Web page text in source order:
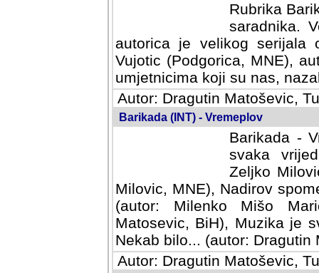
Rubrika
saradnika.
autorica je velikog serijala
Vujotic (Podgorica, MNE),
umjetnicima koji su nas,
Autor: Dragutin Matoševic,
Barikada (INT) - Vremeplov
Barikada -
svaka
Milovic,
MNE), Nadirov spomenar
Milenko Mišo Maric, UK),
Muzika je svirala (autor:
(autor: Dragutin Matosevic,
Autor: Dragutin Matoševic,